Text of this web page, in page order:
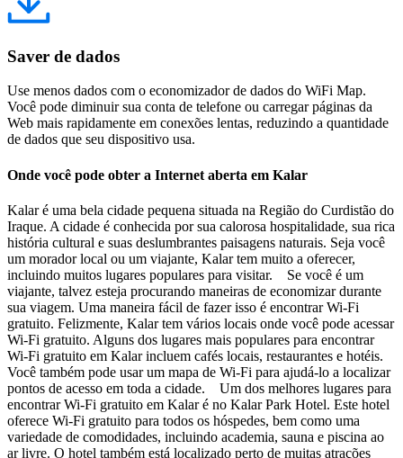
Saver de dados
Use menos dados com o economizador de dados do WiFi Map.
Você pode diminuir sua conta de telefone ou carregar páginas da
Web mais rapidamente em conexões lentas, reduzindo a quantidade
de dados que seu dispositivo usa.
Onde você pode obter a Internet aberta em Kalar
Kalar é uma bela cidade pequena situada na Região do Curdistão do
Iraque. A cidade é conhecida por sua calorosa hospitalidade, sua rica
história cultural e suas deslumbrantes paisagens naturais. Seja você
um morador local ou um viajante, Kalar tem muito a oferecer,
incluindo muitos lugares populares para visitar. Se você é um
viajante, talvez esteja procurando maneiras de economizar durante
sua viagem. Uma maneira fácil de fazer isso é encontrar Wi-Fi
gratuito. Felizmente, Kalar tem vários locais onde você pode acessar
Wi-Fi gratuito. Alguns dos lugares mais populares para encontrar
Wi-Fi gratuito em Kalar incluem cafés locais, restaurantes e hotéis.
Você também pode usar um mapa de Wi-Fi para ajudá-lo a localizar
pontos de acesso em toda a cidade. Um dos melhores lugares para
encontrar Wi-Fi gratuito em Kalar é no Kalar Park Hotel. Este hotel
oferece Wi-Fi gratuito para todos os hóspedes, bem como uma
variedade de comodidades, incluindo academia, sauna e piscina ao
ar livre. O hotel também está localizado perto de muitas atrações